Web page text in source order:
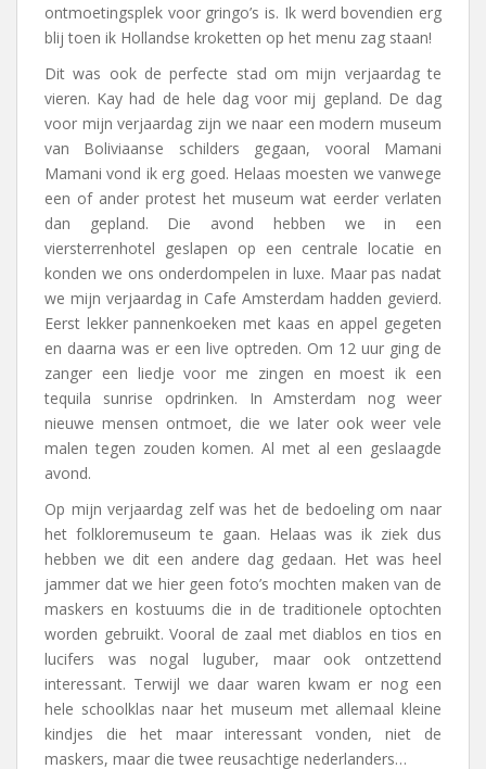
ontmoetingsplek voor gringo’s is. Ik werd bovendien erg
blij toen ik Hollandse kroketten op het menu zag staan!
Dit was ook de perfecte stad om mijn verjaardag te
vieren. Kay had de hele dag voor mij gepland. De dag
voor mijn verjaardag zijn we naar een modern museum
van Boliviaanse schilders gegaan, vooral Mamani
Mamani vond ik erg goed. Helaas moesten we vanwege
een of ander protest het museum wat eerder verlaten
dan gepland. Die avond hebben we in een
viersterrenhotel geslapen op een centrale locatie en
konden we ons onderdompelen in luxe. Maar pas nadat
we mijn verjaardag in Cafe Amsterdam hadden gevierd.
Eerst lekker pannenkoeken met kaas en appel gegeten
en daarna was er een live optreden. Om 12 uur ging de
zanger een liedje voor me zingen en moest ik een
tequila sunrise opdrinken. In Amsterdam nog weer
nieuwe mensen ontmoet, die we later ook weer vele
malen tegen zouden komen. Al met al een geslaagde
avond.
Op mijn verjaardag zelf was het de bedoeling om naar
het folkloremuseum te gaan. Helaas was ik ziek dus
hebben we dit een andere dag gedaan. Het was heel
jammer dat we hier geen foto’s mochten maken van de
maskers en kostuums die in de traditionele optochten
worden gebruikt. Vooral de zaal met diablos en tios en
lucifers was nogal luguber, maar ook ontzettend
interessant. Terwijl we daar waren kwam er nog een
hele schoolklas naar het museum met allemaal kleine
kindjes die het maar interessant vonden, niet de
maskers, maar die twee reusachtige nederlanders…